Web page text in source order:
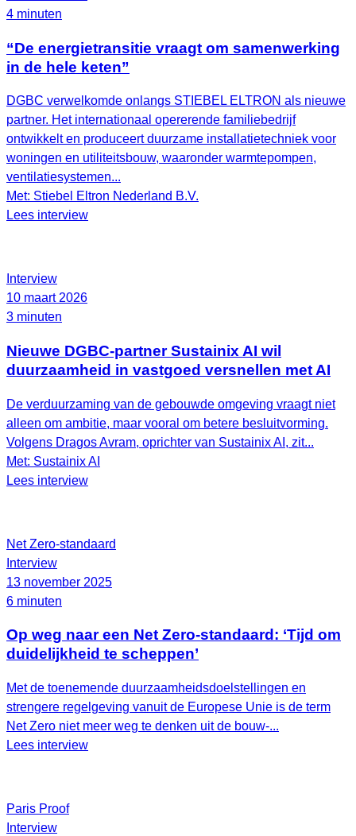
4 minuten
“De energietransitie vraagt om samenwerking
in de hele keten”
DGBC verwelkomde onlangs STIEBEL ELTRON als nieuwe
partner. Het internationaal opererende familiebedrijf
ontwikkelt en produceert duurzame installatietechniek voor
woningen en utiliteitsbouw, waaronder warmtepompen,
ventilatiesystemen...
Met: Stiebel Eltron Nederland B.V.
Lees interview
Interview
10 maart 2026
3 minuten
Nieuwe DGBC-partner Sustainix AI wil
duurzaamheid in vastgoed versnellen met AI
De verduurzaming van de gebouwde omgeving vraagt niet
alleen om ambitie, maar vooral om betere besluitvorming.
Volgens Dragos Avram, oprichter van Sustainix AI, zit...
Met: Sustainix AI
Lees interview
Net Zero-standaard
Interview
13 november 2025
6 minuten
Op weg naar een Net Zero-standaard: ‘Tijd om
duidelijkheid te scheppen’
Met de toenemende duurzaamheidsdoelstellingen en
strengere regelgeving vanuit de Europese Unie is de term
Net Zero niet meer weg te denken uit de bouw-...
Lees interview
Paris Proof
Interview